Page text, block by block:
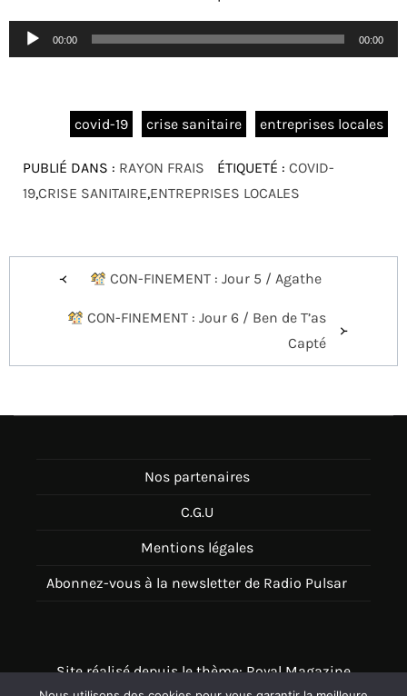
Lecteur
audio
00:00 00:00
covid-19 crise sanitaire entreprises locales
PUBLIÉ DANS : RAYON FRAIS ÉTIQUETÉ : COVID-
19,CRISE SANITAIRE,ENTREPRISES LOCALES
Navigation
l’article
CON-FINEMENT : Jour 5 / Agathe
CON-FINEMENT : Jour 6 / Ben de T’as
Capté
Nos partenaires
C.G.U
Mentions légales
Abonnez-vous à la newsletter de Radio Pulsar
Site réalisé depuis le thème: Royal Magazine